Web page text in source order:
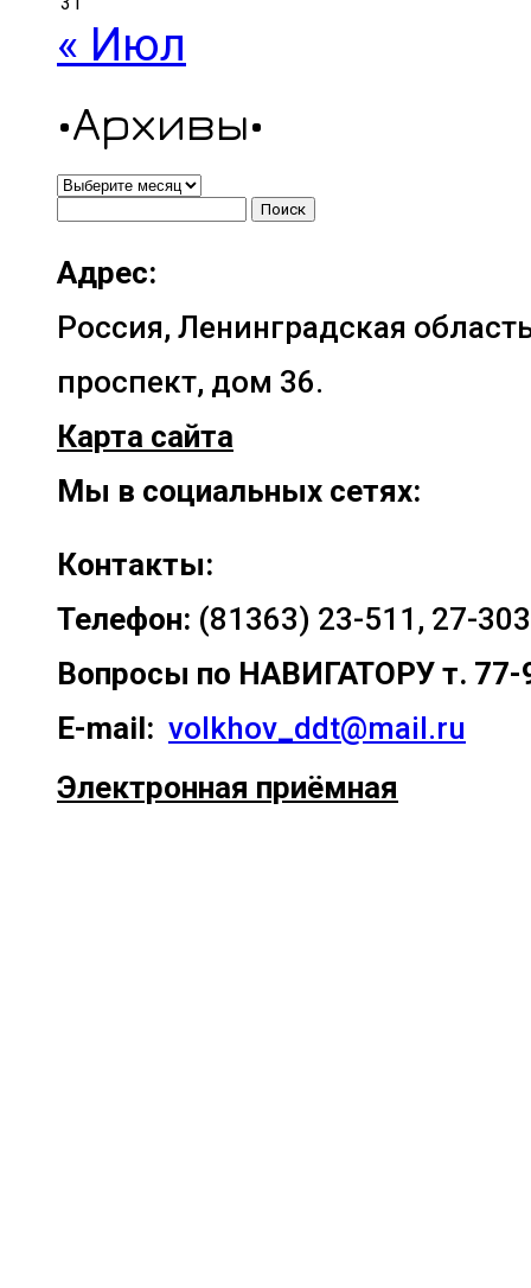
« Июл
•Архивы•
•Архивы•
Адрес:
Россия, Ленинградская
проспект, дом 36.
Карта сайта
Мы в социальных сетях:
Контакты:
Телефон: (81363) 23-511, 27-303
Вопросы по НАВИГАТОРУ т. 77-
E-mail: volkhov_ddt@mail.ru
Электронная приёмная